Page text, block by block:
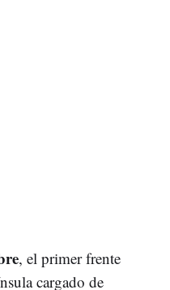
, el primer frente
cargado de